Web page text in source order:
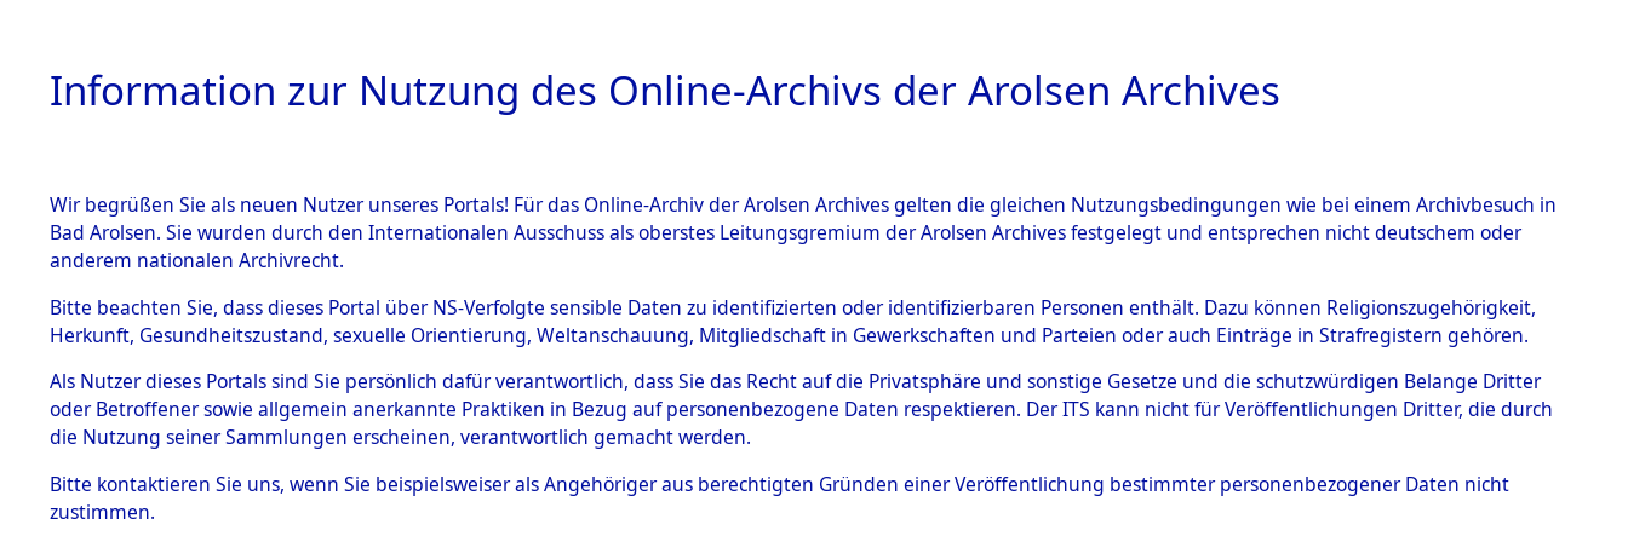
HOME BESTANDSBESCHREIBUNG ARCHIVALE ÜBERSICHT BILD
BESTÄNDE
Inhaftierungsdoku
mente
5. Verschiedenes
Todesmärsche
5.3.1 Alliierte
Ermittlungen zu den Orten Fahls - Geltendorf→0003 (84598029)
→0058 (84598087)
0058 (84598087)
Information zur Nutzung des Online-Archivs der Arolsen Archives
Wir begrüßen Sie als neuen Nutzer unseres Portals! Für das Online-Archiv der Arolsen Archives gelten die gleichen Nutzungsbedingungen wie bei einem Archivbesuch in
Bad Arolsen. Sie wurden durch den Internationalen Ausschuss als oberstes Leitungsgremium der Arolsen Archives festgelegt und entsprechen nicht deutschem oder
anderem nationalen Archivrecht.
Bitte beachten Sie, dass dieses Portal über NS-Verfolgte sensible Daten zu identifizierten oder identifizierbaren Personen enthält. Dazu können Religionszugehörigkeit,
Herkunft, Gesundheitszustand, sexuelle Orientierung, Weltanschauung, Mitgliedschaft in Gewerkschaften und Parteien oder auch Einträge in Strafregistern gehören.
Als Nutzer dieses Portals sind Sie persönlich dafür verantwortlich, dass Sie das Recht auf die Privatsphäre und sonstige Gesetze und die schutzwürdigen Belange Dritter
oder Betroffener sowie allgemein anerkannte Praktiken in Bezug auf personenbezogene Daten respektieren. Der ITS kann nicht für Veröffentlichungen Dritter, die durch
die Nutzung seiner Sammlungen erscheinen, verantwortlich gemacht werden.
Bitte kontaktieren Sie uns, wenn Sie beispielsweiser als Angehöriger aus berechtigten Gründen einer Veröffentlichung bestimmter personenbezogener Daten nicht
zustimmen.